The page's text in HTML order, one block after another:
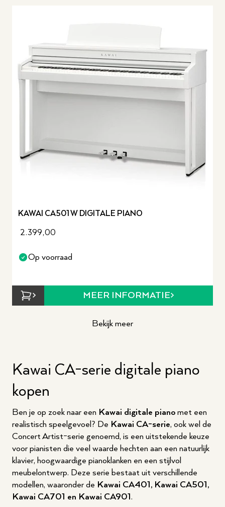
KAWAI CA501 W DIGITALE PIANO
2.399,00
Op voorraad
MEER INFORMATIE
Bekijk meer
Kawai CA-serie digitale piano
kopen
Ben je op zoek naar een Kawai digitale piano met een
realistisch speelgevoel? De Kawai CA-serie, ook wel de
Concert Artist-serie genoemd, is een uitstekende keuze
voor pianisten die veel waarde hechten aan een natuurlijk
klavier, hoogwaardige pianoklanken en een stijlvol
meubelontwerp. Deze serie bestaat uit verschillende
modellen, waaronder de Kawai CA401, Kawai CA501,
Kawai CA701 en Kawai CA901.